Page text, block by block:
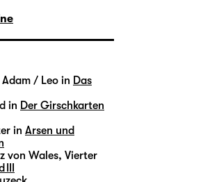
/ Leo in Das
in Der Girschkarten
in Arsen und
von Wales, Vierter